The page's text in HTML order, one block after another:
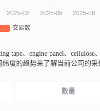
tape、engine panel、cellulose
度的趋势来了解当前公司的采
数量